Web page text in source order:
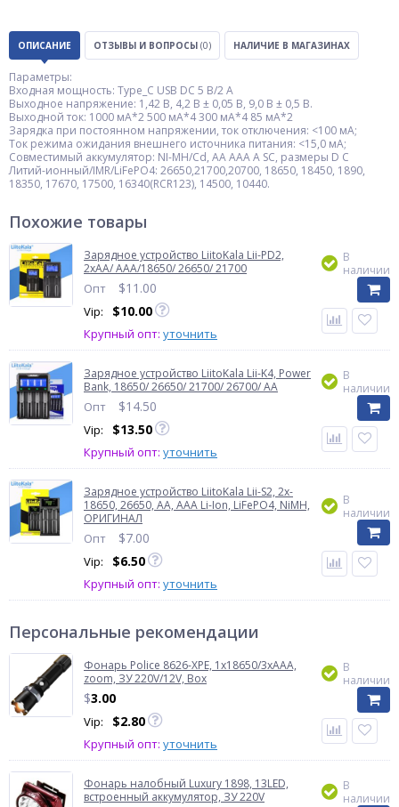
ОПИСАНИЕ ОТЗЫВЫ И ВОПРОСЫ (0) НАЛИЧИЕ В МАГАЗИНАХ
Параметры:
Входная мощность: Type_C USB DC 5 В/2 А
Выходное напряжение: 1,42 В, 4,2 В ± 0,05 В, 9,0 В ± 0,5 В.
Выходной ток: 1000 мА*2 500 мА*4 300 мА*4 85 мА*2
Зарядка при постоянном напряжении, ток отключения: <100 мА;
Ток режима ожидания внешнего источника питания: <15,0 мА;
Совместимый аккумулятор: NI-MH/Cd, AA AAA A SC, размеры D C
Литий-ионный/IMR/LiFePO4: 26650,21700,20700, 18650, 18450, 1890,
18350, 17670, 17500, 16340(RCR123), 14500, 10440.
Похожие товары
Зарядное устройство LiitoKala Lii-PD2,
2xАА/ ААА/18650/ 26650/ 21700
Опт $11.00
Vip: $10.00
Крупный опт: уточнить
В
наличии
Зарядное устройство LiitoKala Lii-K4, Power
Bank, 18650/ 26650/ 21700/ 26700/ AA
Опт $14.50
Vip: $13.50
Крупный опт: уточнить
В
наличии
Зарядное устройство LiitoKala Lii-S2, 2x-
18650, 26650, АА, ААА Li-Ion, LiFePO4, NiMH,
ОРИГИНАЛ
Опт $7.00
Vip: $6.50
Крупный опт: уточнить
В
наличии
Персональные рекомендации
Фонарь Police 8626-XPE, 1х18650/3xAAA,
zoom, ЗУ 220V/12V, Box
$3.00
Vip: $2.80
Крупный опт: уточнить
В
наличии
Фонарь налобный Luxury 1898, 13LED,
встроенный аккумулятор, ЗУ 220V
В
наличии